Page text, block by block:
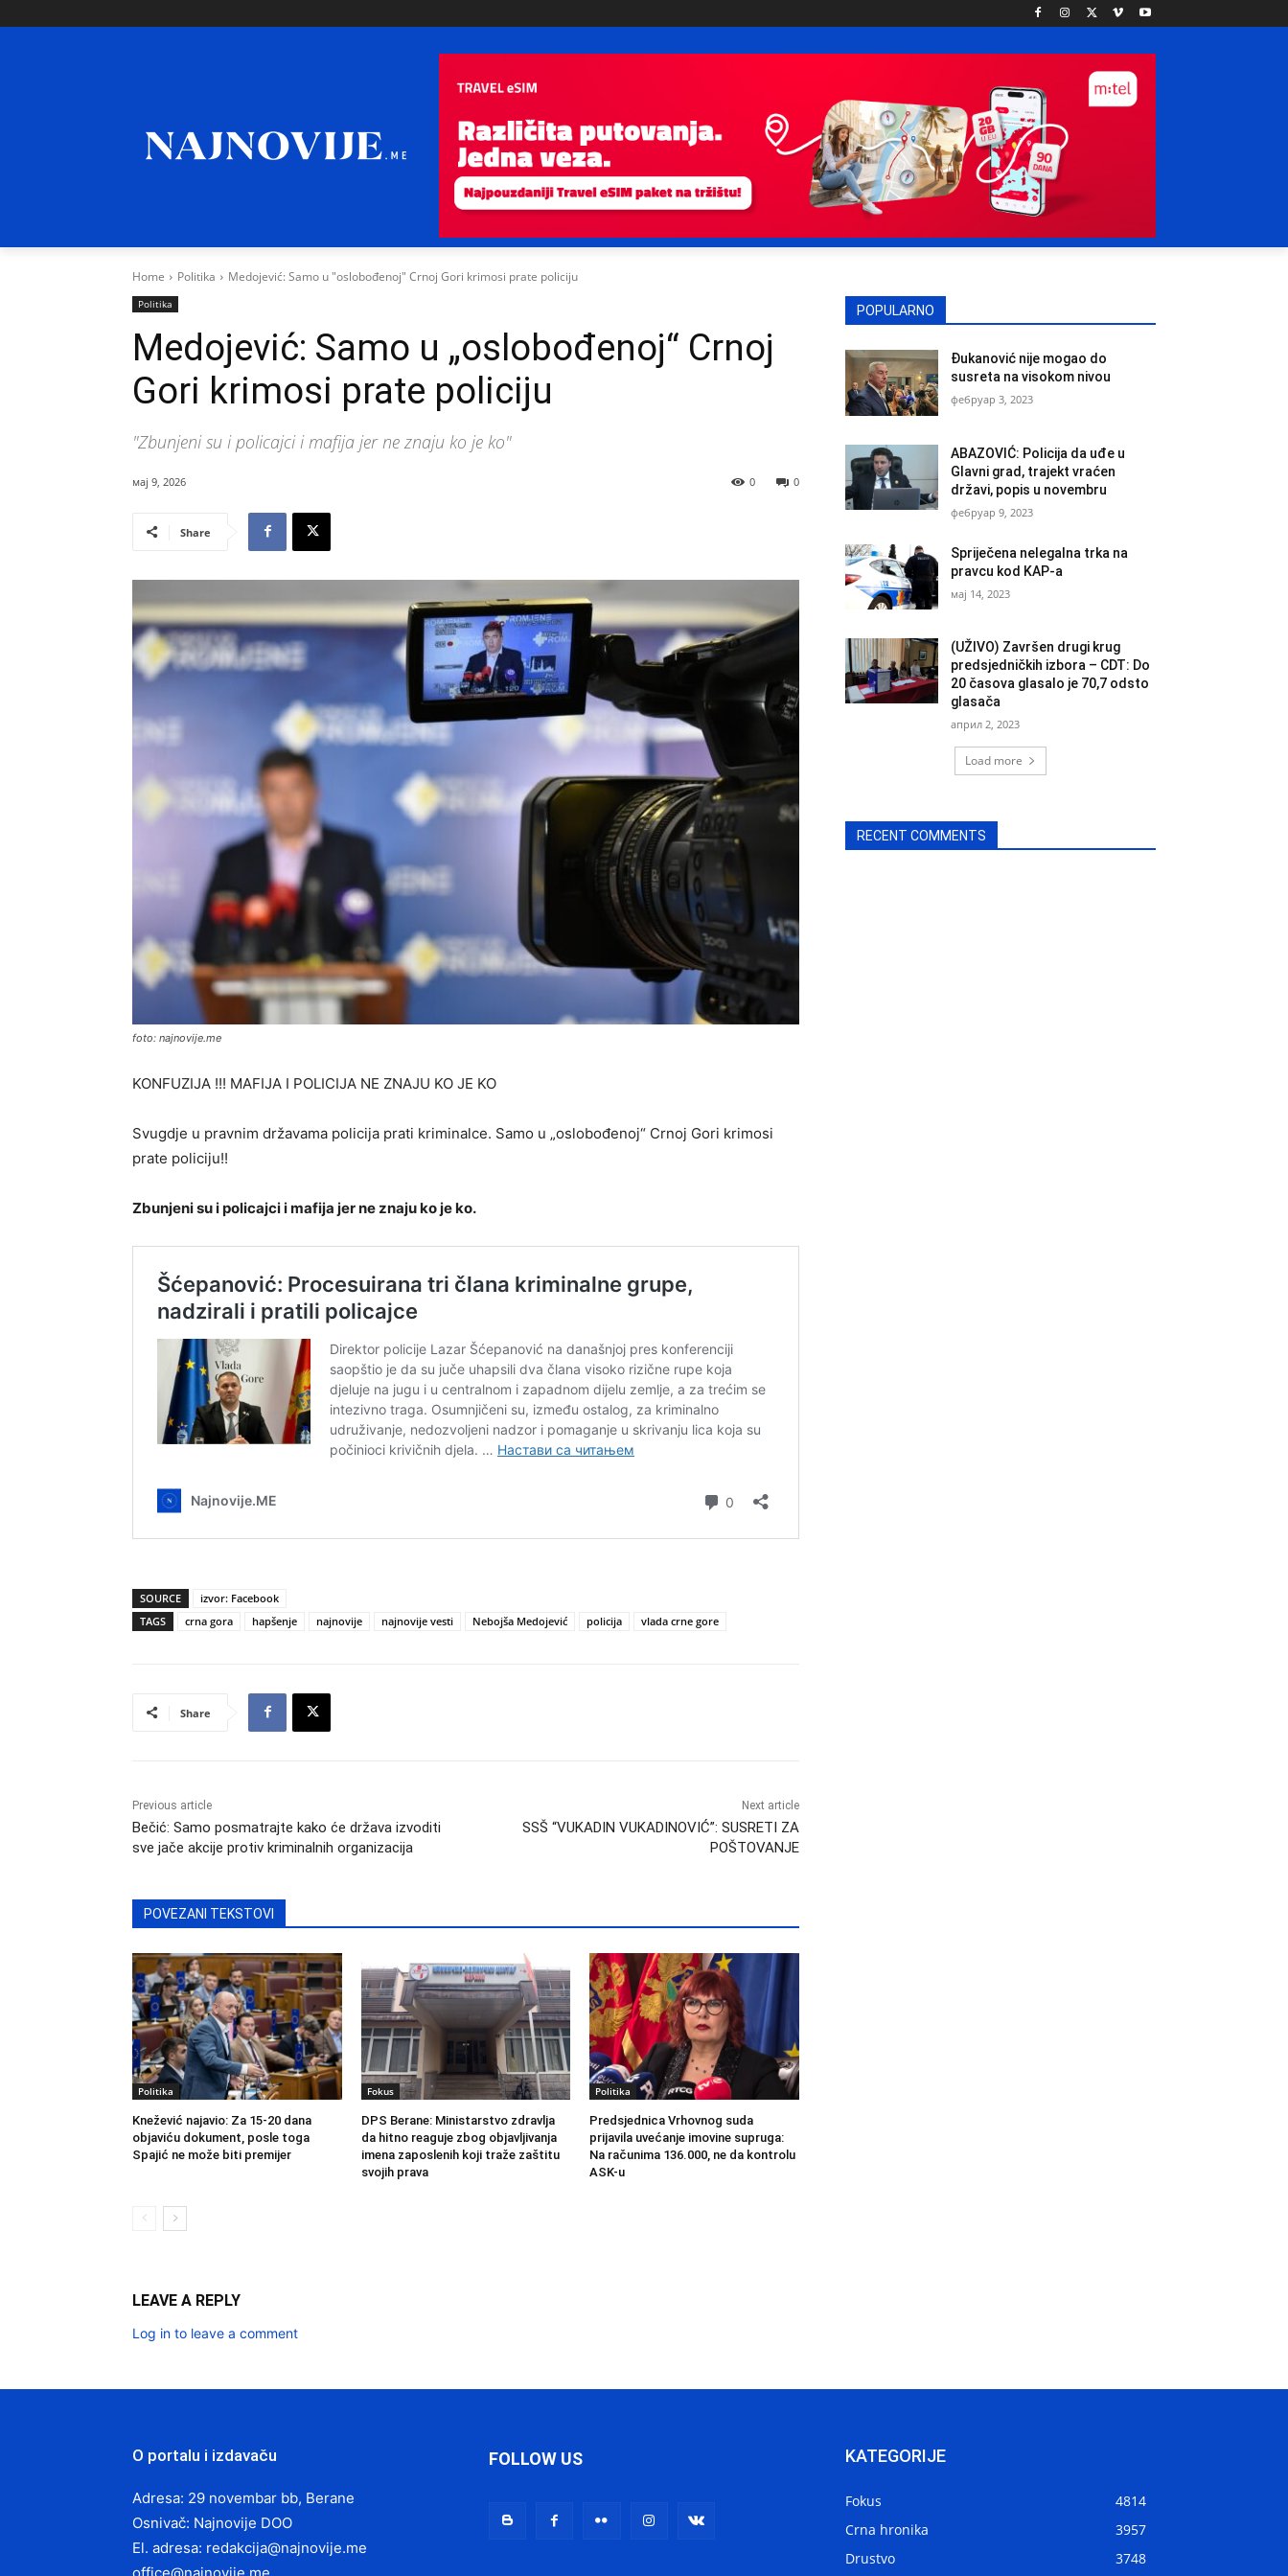
Home Politika Medojević: Samo u "oslobođenoj" Crnoj Gori krimosi prate policiju
Politika
Medojević: Samo u „oslobođenoj“ Crnoj
Gori krimosi prate policiju
"Zbunjeni su i policajci i mafija jer ne znaju ko je ko"
мај 9, 2026 0
0
Share
foto: najnovije.me
KONFUZIJA !!! MAFIJA I POLICIJA NE ZNAJU KO JE KO
Svugdje u pravnim državama policija prati kriminalce. Samo u „oslobođenoj“ Crnoj Gori krimosi
prate policiju!!
Zbunjeni su i policajci i mafija jer ne znaju ko je ko.
SOURCE
izvor: Facebook
TAGS
crna gora hapšenje najnovije najnovije vesti Nebojša Medojević policija vlada crne gore
Share
Previous article
Bečić: Samo posmatrajte kako će država izvoditi
sve jače akcije protiv kriminalnih organizacija
Next article
SSŠ “VUKADIN VUKADINOVIĆ”: SUSRETI ZA
POŠTOVANJE
POVEZANI TEKSTOVI
Politika
Knežević najavio: Za 15-20 dana
objaviću dokument, posle toga
Spajić ne može biti premijer
Fokus
DPS Berane: Ministarstvo zdravlja
da hitno reaguje zbog objavljivanja
imena zaposlenih koji traže zaštitu
svojih prava
Politika
Predsjednica Vrhovnog suda
prijavila uvećanje imovine supruga:
Na računima 136.000, ne da kontrolu
ASK-u
LEAVE A REPLY
Log in to leave a comment
POPULARNO
Đukanović nije mogao do
susreta na visokom nivou
фебруар 3, 2023
ABAZOVIĆ: Policija da uđe u
Glavni grad, trajekt vraćen
državi, popis u novembru
фебруар 9, 2023
Spriječena nelegalna trka na
pravcu kod KAP-a
мај 14, 2023
(UŽIVO) Završen drugi krug
predsjedničkih izbora – CDT: Do
20 časova glasalo je 70,7 odsto
glasača
април 2, 2023
Load more
RECENT COMMENTS
O portalu i izdavaču
Adresa: 29 novembar bb, Berane
Osnivač: Najnovije DOO
El. adresa: redakcija@najnovije.me
office@najnovije.me
FOLLOW US KATEGORIJE
Fokus
4814
Crna hronika
3957
Drustvo
3748